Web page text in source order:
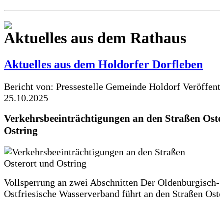
Aktuelles aus dem Rathaus
Aktuelles aus dem Holdorfer Dorfleben
Bericht von: Pressestelle Gemeinde Holdorf
25.10.2025
Verkehrsbeeinträchtigungen an den Straßen
Ostring
Vollsperrung an zwei Abschnitten Der Oldenburgisch-
Ostfriesische Wasserverband führt an den Straßen